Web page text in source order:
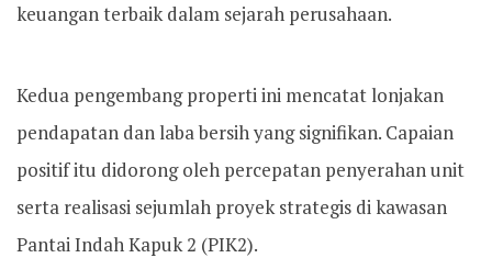
keuangan terbaik dalam sejarah perusahaan.
Kedua pengembang properti ini mencatat lonjakan
pendapatan dan laba bersih yang signifikan. Capaian
positif itu didorong oleh percepatan penyerahan unit
serta realisasi sejumlah proyek strategis di kawasan
Pantai Indah Kapuk 2 (PIK2).